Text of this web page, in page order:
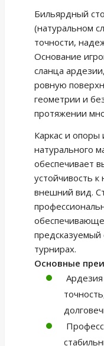
Бильярдный
(натуральном
точности,
Основание
сланца
ровную
геометрии и
протяжении
Каркас и опоры
натурального
обеспечивает
устойчивость
внешний вид.
предсказуемый
турнирах.
Основные